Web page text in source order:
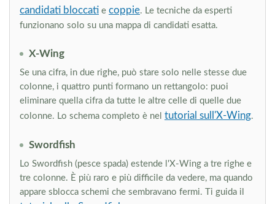
candidati bloccati e coppie. Le tecniche da esperti
funzionano solo su una mappa di candidati esatta.
X-Wing
Se una cifra, in due righe, può stare solo nelle stesse due
colonne, i quattro punti formano un rettangolo: puoi
eliminare quella cifra da tutte le altre celle di quelle due
colonne. Lo schema completo è nel tutorial sull'X-Wing.
Swordfish
Lo Swordfish (pesce spada) estende l'X-Wing a tre righe e
tre colonne. È più raro e più difficile da vedere, ma quando
appare sblocca schemi che sembravano fermi. Ti guida il